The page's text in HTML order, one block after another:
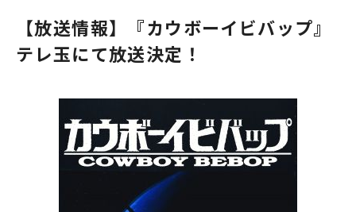
【放送情報】『カウボーイビバップ』
テレ玉にて放送決定！